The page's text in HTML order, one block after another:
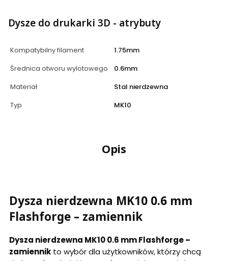
Dysze do drukarki 3D - atrybuty
Kompatybilny filament
1.75mm
Średnica otworu wylotowego
0.6mm
Materiał
Stal nierdzewna
Typ
MK10
Opis
Dysza nierdzewna MK10 0.6 mm
Flashforge – zamiennik
Dysza nierdzewna MK10 0.6 mm Flashforge –
zamiennik to wybór dla użytkowników, którzy chcą